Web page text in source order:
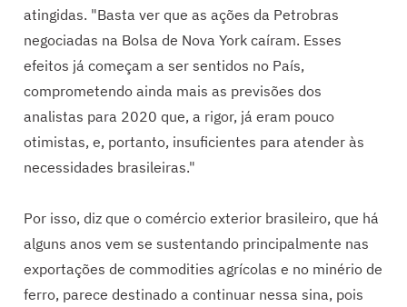
atingidas. "Basta ver que as ações da Petrobras
negociadas na Bolsa de Nova York caíram. Esses
efeitos já começam a ser sentidos no País,
comprometendo ainda mais as previsões dos
analistas para 2020 que, a rigor, já eram pouco
otimistas, e, portanto, insuficientes para atender às
necessidades brasileiras."
Por isso, diz que o comércio exterior brasileiro, que há
alguns anos vem se sustentando principalmente nas
exportações de commodities agrícolas e no minério de
ferro, parece destinado a continuar nessa sina, pois